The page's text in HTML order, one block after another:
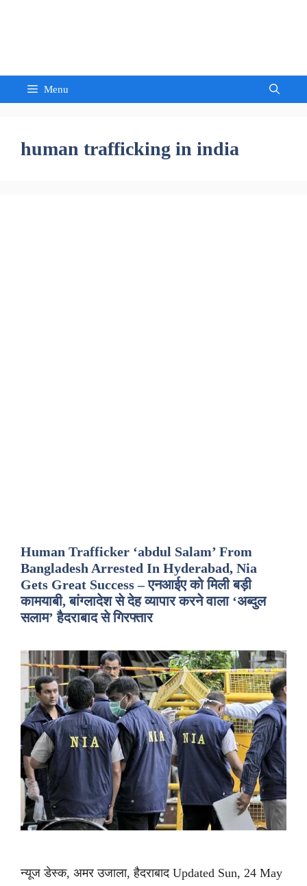
Menu
human trafficking in india
Human Trafficker ‘abdul Salam’ From
Bangladesh Arrested In Hyderabad, Nia
Gets Great Success – एनआईए को मिली बड़ी
कामयाबी, बांग्लादेश से देह व्यापार करने वाला ‘अब्दुल
सलाम’ हैदराबाद से गिरफ्तार
न्यूज डेस्क, अमर उजाला, हैदराबाद Updated Sun, 24 May